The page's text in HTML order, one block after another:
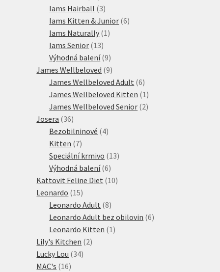
produktů
Iams Hairball 33
produkty
Iams Kitten & Junior 66
Iams Naturally 1 1
Iams Senior 1313
produktů
Výhodná balení 99
produktů
James Wellbeloved 99
produktů
James Wellbeloved Adult 66
produktů
James Wellbeloved Kitten 1 1
produkt
James Wellbeloved Senior 22
Josera 3636
produktů
Bezobilninové 44
Kitten 77
produktů
Speciální krmivo 1313
Výhodná balení 66
produktů
Kattovit Feline Diet 1010
Leonardo 1515
produktů
Leonardo Adult 88
produktů
Leonardo Adult bez obilovin 66
Leonardo Kitten 1 1
Lily's Kitchen 22
Lucky Lou 3434
MAC's 1616